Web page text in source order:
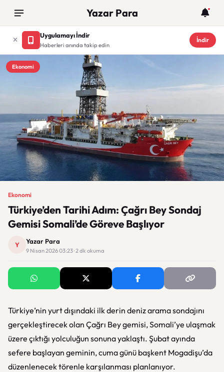
Yazar Para
Uygulamayı İndir
Haberleri anında takip edin
İndir
Ekonomi
Ekonomi
Türkiye’den Tarihi Adım: Çağrı Bey Sondaj
Gemisi Somali’de Göreve Başlıyor
Y Yazar Para
9 Nisan 2026 03:23 · 2 dk okuma
Türkiye’nin yurt dışındaki ilk derin deniz arama sondajını
gerçekleştirecek olan Çağrı Bey gemisi, Somali’ye ulaşmak
üzere çıktığı yolculuğun sonuna yaklaştı. Şubat ayında
sefere başlayan geminin, cuma günü başkent Mogadişu’da
düzenlenecek törenle karşılanması planlanıyor.